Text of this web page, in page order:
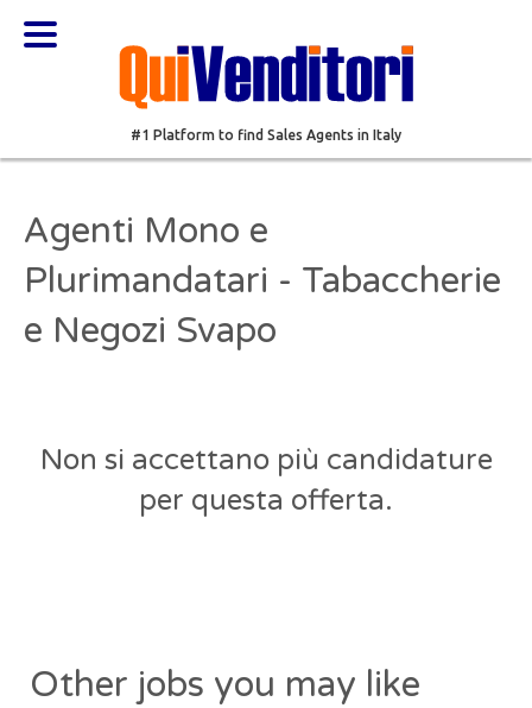
#1 Platform to find Sales Agents in Italy
Agenti Mono e
Plurimandatari - Tabaccherie
e Negozi Svapo
Non si accettano più candidature
per questa offerta.
Other jobs you may like